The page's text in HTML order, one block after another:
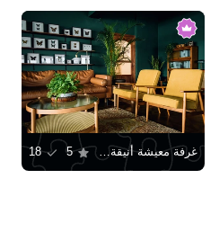
غرفة معيشة أنيقة بأثاث بني 5
18